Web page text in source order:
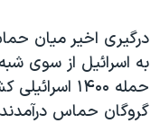
به اسرائیل از سوی
گروگان حماس